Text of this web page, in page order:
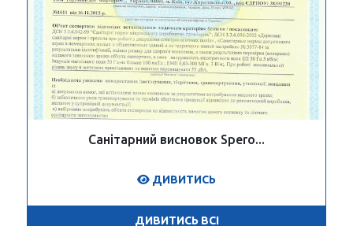
Санітарний висновок Spero...
ДИВИТИСЬ
ДИВИТИСЬ ВСІ